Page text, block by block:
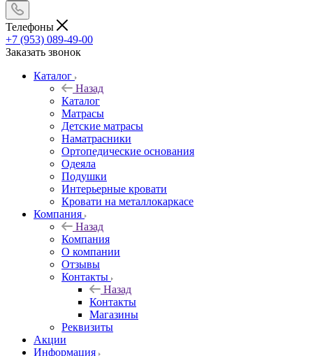
Телефоны
+7 (953) 089-49-00
Заказать звонок
Каталог
Назад
Каталог
Матрасы
Детские матрасы
Наматрасники
Ортопедические основания
Одеяла
Подушки
Интерьерные кровати
Кровати на металлокаркасе
Компания
Назад
Компания
О компании
Отзывы
Контакты
Назад
Контакты
Магазины
Реквизиты
Акции
Информация